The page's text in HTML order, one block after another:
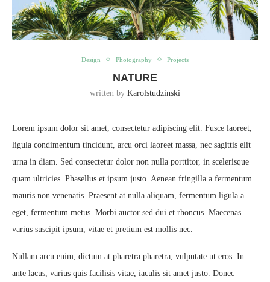
Design Photography Projects
NATURE
written by Karolstudzinski
Lorem ipsum dolor sit amet, consectetur adipiscing elit. Fusce laoreet,
ligula condimentum tincidunt, arcu orci laoreet massa, nec sagittis elit
urna in diam. Sed consectetur dolor non nulla porttitor, in scelerisque
quam ultricies. Phasellus et ipsum justo. Aenean fringilla a fermentum
mauris non venenatis. Praesent at nulla aliquam, fermentum ligula a
eget, fermentum metus. Morbi auctor sed dui et rhoncus. Maecenas
varius suscipit ipsum, vitae et pretium est mollis nec.
Nullam arcu enim, dictum at pharetra pharetra, vulputate ut eros. In
ante lacus, varius quis facilisis vitae, iaculis sit amet justo. Donec